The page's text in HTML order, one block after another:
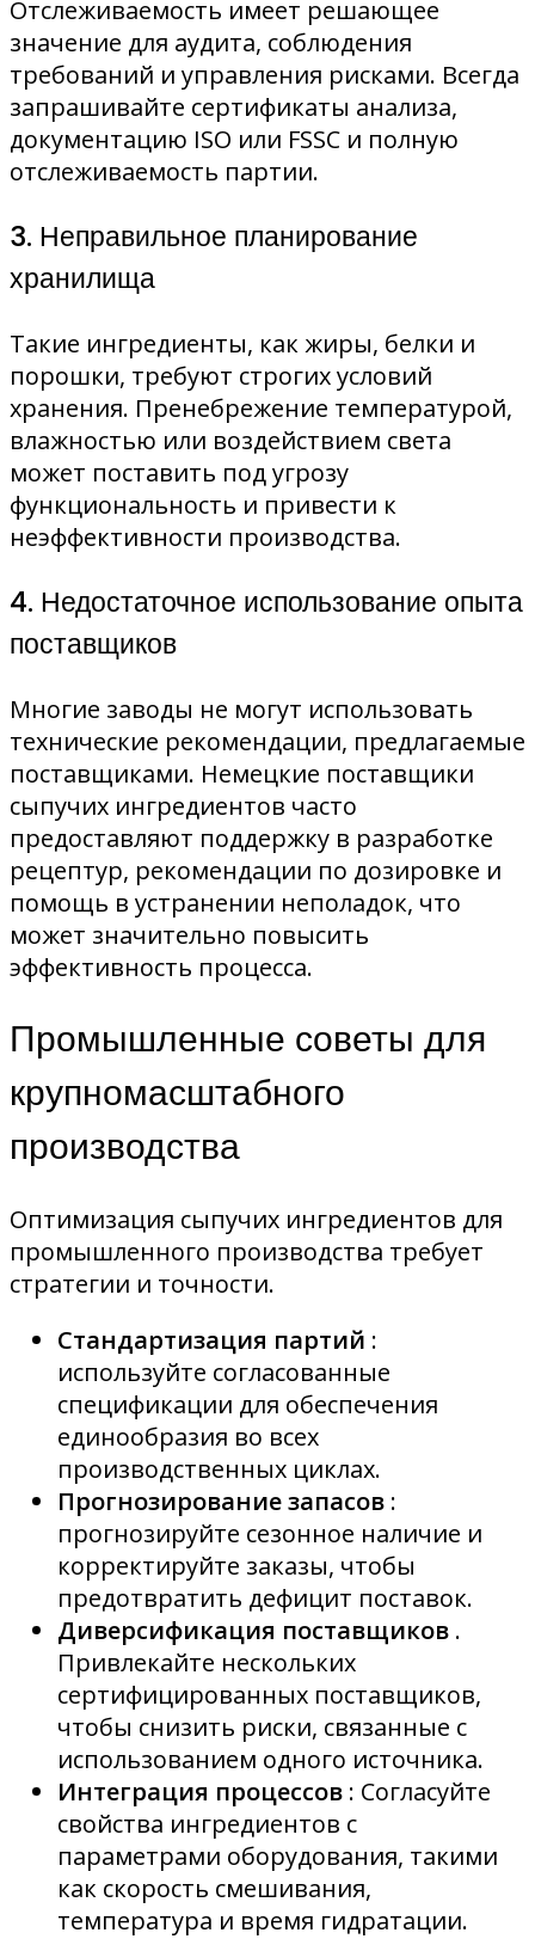
Отслеживаемость имеет решающее
значение для аудита, соблюдения
требований и управления рисками. Всегда
запрашивайте сертификаты анализа,
документацию ISO или FSSC и полную
отслеживаемость партии.
3. Неправильное планирование
хранилища
Такие ингредиенты, как жиры, белки и
порошки, требуют строгих условий
хранения. Пренебрежение температурой,
влажностью или воздействием света
может поставить под угрозу
функциональность и привести к
неэффективности производства.
4. Недостаточное использование опыта
поставщиков
Многие заводы не могут использовать
технические рекомендации, предлагаемые
поставщиками. Немецкие поставщики
сыпучих ингредиентов часто
предоставляют поддержку в разработке
рецептур, рекомендации по дозировке и
помощь в устранении неполадок, что
может значительно повысить
эффективность процесса.
Промышленные советы для
крупномасштабного
производства
Оптимизация сыпучих ингредиентов для
промышленного производства требует
стратегии и точности.
Стандартизация партий :
используйте согласованные
спецификации для обеспечения
единообразия во всех
производственных циклах.
Прогнозирование запасов :
прогнозируйте сезонное наличие и
корректируйте заказы, чтобы
предотвратить дефицит поставок.
Диверсификация поставщиков .
Привлекайте нескольких
сертифицированных поставщиков,
чтобы снизить риски, связанные с
использованием одного источника.
Интеграция процессов : Согласуйте
свойства ингредиентов с
параметрами оборудования, такими
как скорость смешивания,
температура и время гидратации.